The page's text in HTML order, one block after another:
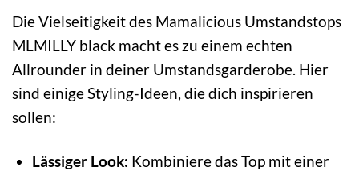
Die Vielseitigkeit des Mamalicious Umstandstops
MLMILLY black macht es zu einem echten
Allrounder in deiner Umstandsgarderobe. Hier
sind einige Styling-Ideen, die dich inspirieren
sollen:
Lässiger Look: Kombiniere das Top mit einer